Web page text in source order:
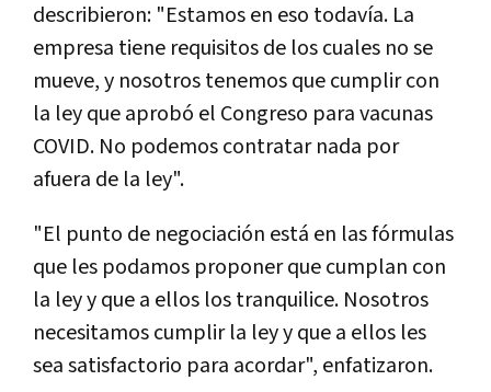
describieron: "Estamos en eso todavía. La
empresa tiene requisitos de los cuales no se
mueve, y nosotros tenemos que cumplir con
la ley que aprobó el Congreso para vacunas
COVID. No podemos contratar nada por
afuera de la ley".
"El punto de negociación está en las fórmulas
que les podamos proponer que cumplan con
la ley y que a ellos los tranquilice. Nosotros
necesitamos cumplir la ley y que a ellos les
sea satisfactorio para acordar", enfatizaron.